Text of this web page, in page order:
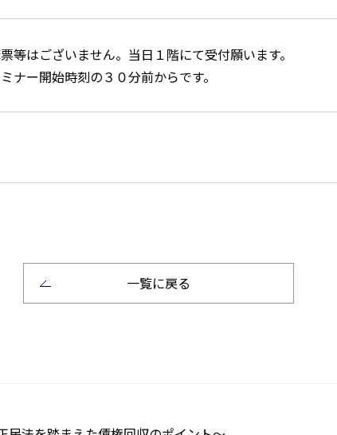
等はございません。当日１階にて受付願います。
ナー開始時刻の３０分前からです。
一覧に戻る